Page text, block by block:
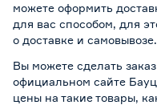
можете оформить
для вас способом, для
о доставке и самовывозе.
Вы можете сделать
официальном сайте
цены на такие товары,